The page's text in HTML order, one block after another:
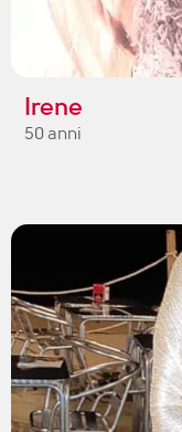
Irene
50 anni